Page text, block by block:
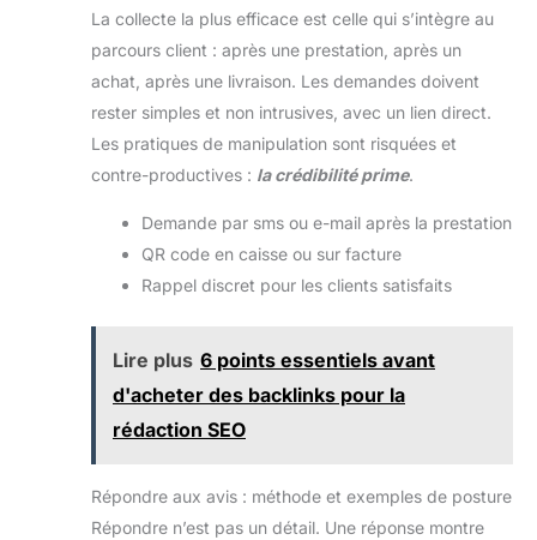
La collecte la plus efficace est celle qui s’intègre au
parcours client : après une prestation, après un
achat, après une livraison. Les demandes doivent
rester simples et non intrusives, avec un lien direct.
Les pratiques de manipulation sont risquées et
contre-productives : la crédibilité prime.
Demande par sms ou e-mail après la prestation
QR code en caisse ou sur facture
Rappel discret pour les clients satisfaits
Lire plus 6 points essentiels avant
d'acheter des backlinks pour la
rédaction SEO
Répondre aux avis : méthode et exemples de posture
Répondre n’est pas un détail. Une réponse montre